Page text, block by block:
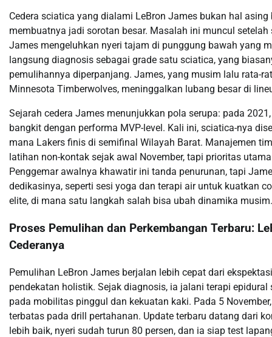
Cedera sciatica yang dialami LeBron James bukan hal
membuatnya jadi sorotan besar. Masalah ini muncul
James mengeluhkan nyeri tajam di punggung bawah yang
langsung diagnosis sebagai grade satu sciatica, yang
pemulihannya diperpanjang. James, yang musim lalu rata-
Minnesota Timberwolves, meninggalkan lubang besar di
Sejarah cedera James menunjukkan pola serupa: pada
bangkit dengan performa MVP-level. Kali ini, sciatica-nya
mana Lakers finis di semifinal Wilayah Barat. Manajemen
latihan non-kontak sejak awal November, tapi prioritas
Penggemar awalnya khawatir ini tanda penurunan, tapi
dedikasinya, seperti sesi yoga dan terapi air untuk kuatkan
elite, di mana satu langkah salah bisa ubah dinamika musim.
Proses Pemulihan dan Perkembangan Terbaru:
Cederanya
Pemulihan LeBron James berjalan lebih cepat dari
pendekatan holistik. Sejak diagnosis, ia jalani terapi
pada mobilitas pinggul dan kekuatan kaki. Pada 5
terbatas pada drill pertahanan. Update terbaru datang dari
lebih baik, nyeri sudah turun 80 persen, dan ia siap test